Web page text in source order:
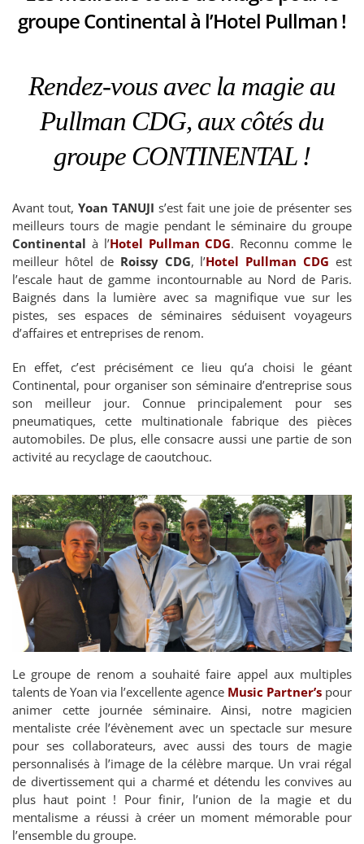
groupe Continental à l’Hotel Pullman !
Rendez-vous avec la magie au
Pullman CDG, aux côtés du
groupe CONTINENTAL !
Avant tout, Yoan TANUJI s’est fait une joie de présenter ses
meilleurs tours de magie pendant le séminaire du groupe
Continental à l’Hotel Pullman CDG. Reconnu comme le
meilleur hôtel de Roissy CDG, l’Hotel Pullman CDG est
l’escale haut de gamme incontournable au Nord de Paris.
Baignés dans la lumière avec sa magnifique vue sur les
pistes, ses espaces de séminaires séduisent voyageurs
d’affaires et entreprises de renom.
En effet, c’est précisément ce lieu qu’a choisi le géant
Continental, pour organiser son séminaire d’entreprise sous
son meilleur jour. Connue principalement pour ses
pneumatiques, cette multinationale fabrique des pièces
automobiles. De plus, elle consacre aussi une partie de son
activité au recyclage de caoutchouc.
Le groupe de renom a souhaité faire appel aux multiples
talents de Yoan via l’excellente agence Music Partner’s pour
animer cette journée séminaire. Ainsi, notre magicien
mentaliste crée l’évènement avec un spectacle sur mesure
pour ses collaborateurs, avec aussi des tours de magie
personnalisés à l’image de la célèbre marque. Un vrai régal
de divertissement qui a charmé et détendu les convives au
plus haut point ! Pour finir, l’union de la magie et du
mentalisme a réussi à créer un moment mémorable pour
l’ensemble du groupe.